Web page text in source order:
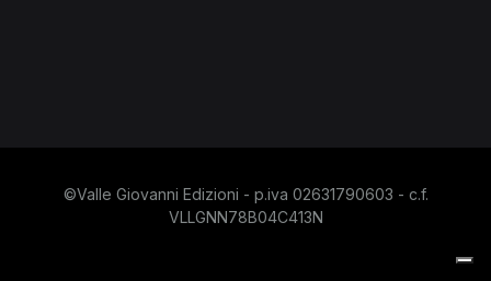
©Valle Giovanni Edizioni - p.iva 02631790603 - c.f.
VLLGNN78B04C413N